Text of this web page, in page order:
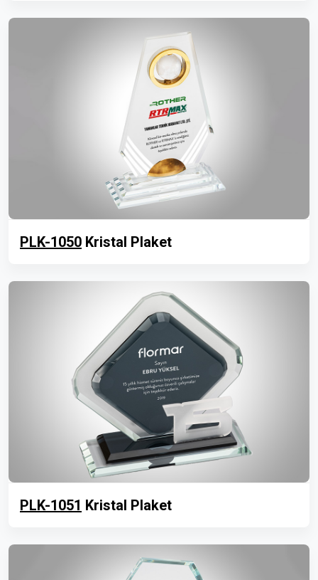
PLK-1050 Kristal Plaket
PLK-1051 Kristal Plaket